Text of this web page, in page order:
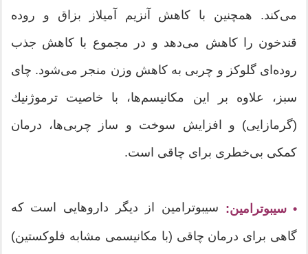
می‌كند. همچنین با كاهش آنزیم آمیلاز بزاق و روده
قندخون را كاهش می‌دهد و در مجموع با كاهش جذب
روده‌ای گلوكز و چربی به كاهش وزن منجر می‌شود. چای
سبز، علاوه بر این مكانیسم‌ها، با خاصیت ترموژنیك
(گرمازایی) و افزایش سوخت و ساز چربی‌ها، درمان
كمكی بی‌خطری برای چاقی است.
• سیبوترامین: سیبوترامین از دیگر داروهایی است كه
گاهی برای درمان چاقی (با مكانیسمی مشابه فلوكستین)